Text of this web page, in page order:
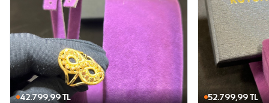
42.799,99 TL 52.799,99 TL